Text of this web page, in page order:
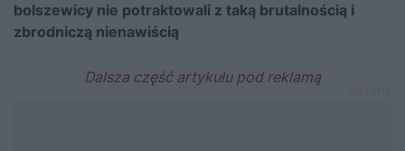
bolszewicy nie potraktowali z taką brutalnością i
zbrodniczą nienawiścią